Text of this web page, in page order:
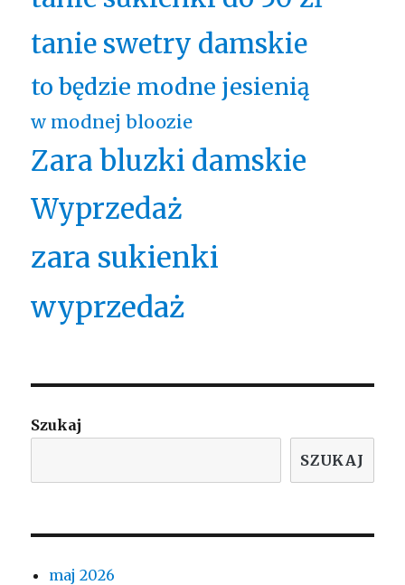
tanie swetry damskie
to będzie modne jesienią
w modnej bloozie
Zara bluzki damskie
Wyprzedaż
zara sukienki
wyprzedaż
Szukaj
SZUKAJ
maj 2026